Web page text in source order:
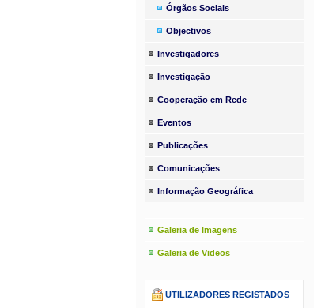
Órgãos Sociais
Objectivos
Investigadores
Investigação
Cooperação em Rede
Eventos
Publicações
Comunicações
Informação Geográfica
Galeria de Imagens
Galeria de Videos
UTILIZADORES REGISTADOS